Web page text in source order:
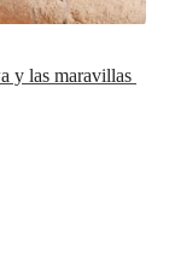
y las maravillas